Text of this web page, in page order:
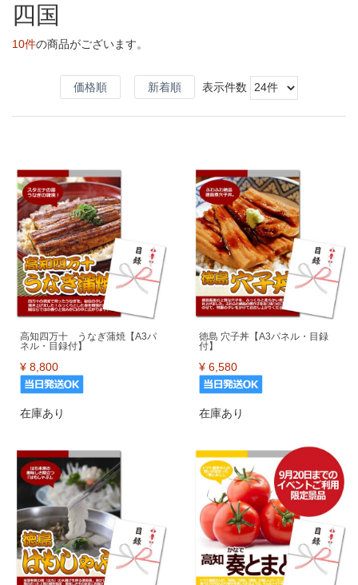
四国
10件の商品がございます。
価格順 新着順 表示件数
高知四万十 うなぎ蒲焼【A3パ
ネル・目録付】
¥ 8,800
在庫あり
徳島 穴子丼【A3パネル・目録
付】
¥ 6,580
在庫あり